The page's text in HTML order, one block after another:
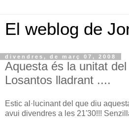
El weblog de
divendres, de març 07, 2008
Aquesta és la unitat
Losantos lladrant ....
Estic al·lucinant del que diu
avui divendres a les 21'30!!!